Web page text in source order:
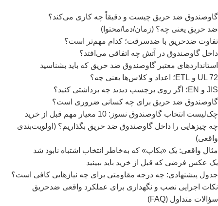
گاوصندوق ضد حریق چیست و دقیقاً چه کاری می‌کند؟
ضد حریق یعنی چه؟ (زمان/دما/محتوا)
تفاوت ضدحریق با ضدسرقت؛ کدام مهم‌تر است؟
داخل گاوصندوق در آتش چه اتفاقی می‌افتد؟
استانداردهای معتبر گاوصندوق ضد حریق که باید بشناسید
UL 72 و ETL؛ اعداد و کلاس‌ها یعنی چه؟
JIS و EN؛ اگر روی برچسب دیدید چه برداشتی کنید؟
گاوصندوق ضد حریق برای چه کسانی ضروری است؟
چک‌لیست انتخاب گاوصندوق نسوز: 10 معیار مهم قبل از خرید
چه چیزهایی را داخل گاوصندوق ضد حریق بگذاریم؟ (اولویت‌بندی
واقعی)
مثال واقعی: یک «بکاپ» که به‌خاطر انتخاب اشتباه نابود شد
یک عکس فرضی که قبل از خرید باید ببینید
جدول پیشنهادی: چه درجه مقاومتی برای چه نیازهایی کافی است؟
نکات اجرایی نصب و نگهداری برای عملکرد واقعی ضدحریق
سؤالات متداول (FAQ)